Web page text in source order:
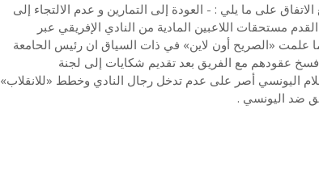
على ما يلي : - العودة إلى التمارين و عدم الالتجاء إلى
مستحقات اللاعبين المادية من النادي الإفريقي عبر
علمت «الصريح أون لاين» في ذات السياق ان رئيس الحامعة
من خطوة فسخ عقودهم مع الفريق بعد تقديم شكايات إلى لجنة
اليونسي أصر على عدم تدخل رجال النادي وخطط «للانقلاب»
ضد اليونسي .